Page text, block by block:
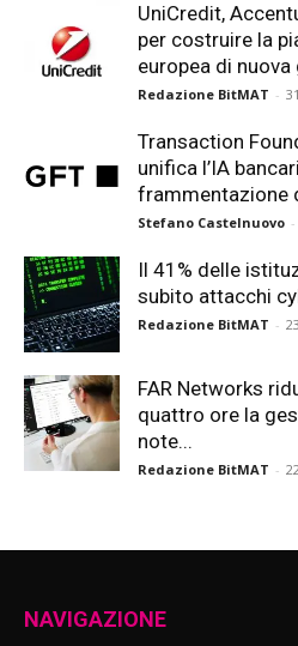
UniCredit,
per costruire la
europea di
Redazione BitMAT -
Transaction
unifica l’IA
frammentazione
Stefano Castelnuovo -
Il 41% delle
subito attacchi
Redazione BitMAT -
FAR Networks
quattro ore la
note...
Redazione BitMAT -
NAVIGAZIONE